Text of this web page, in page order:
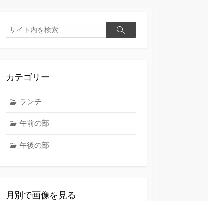
検
索
検
カテゴリー
ランチ
午前の部
午後の部
月別で画像を見る